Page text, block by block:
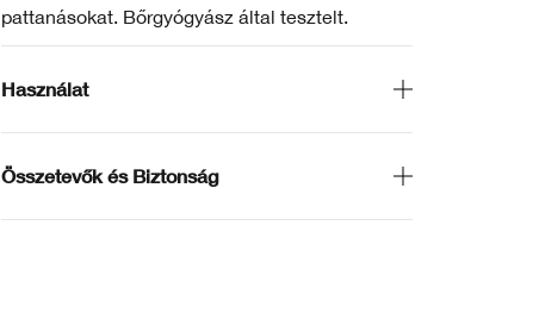
pattanásokat. Bőrgyógyász által tesztelt.
Használat
Összetevők és Biztonság